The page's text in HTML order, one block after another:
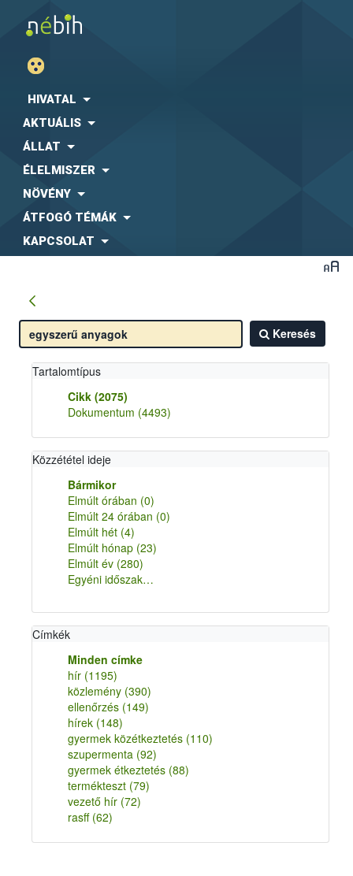
HIVATAL
AKTUÁLIS
ÁLLAT
ÉLELMISZER
NÖVÉNY
ÁTFOGÓ TÉMÁK
KAPCSOLAT
Keresés
Tartalomtípus
Cikk (2075)
Dokumentum (4493)
Közzététel ideje
Bármikor
Elmúlt órában (0)
Elmúlt 24 órában (0)
Elmúlt hét (4)
Elmúlt hónap (23)
Elmúlt év (280)
Egyéni időszak…
Címkék
Minden címke
hír (1195)
közlemény (390)
ellenőrzés (149)
hírek (148)
gyermek közétkeztetés (110)
szupermenta (92)
gyermek étkeztetés (88)
termékteszt (79)
vezető hír (72)
rasff (62)